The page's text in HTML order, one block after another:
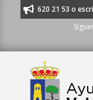
al 91 620 21 53 o